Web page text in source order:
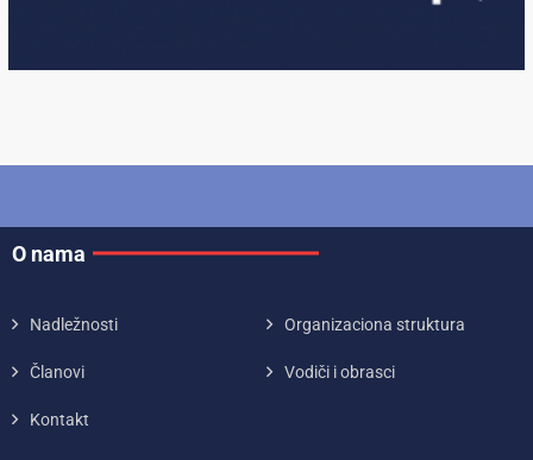
O nama
Nadležnosti Organizaciona struktura
Članovi Vodiči i obrasci
Kontakt